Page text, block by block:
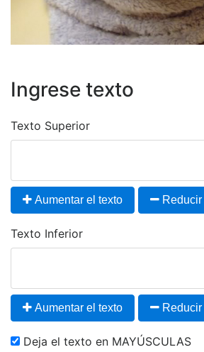
Ingrese texto
Texto Superior
Aumentar el texto
Texto Inferior
Aumentar el texto
Deja el texto en MAYÚSCULAS